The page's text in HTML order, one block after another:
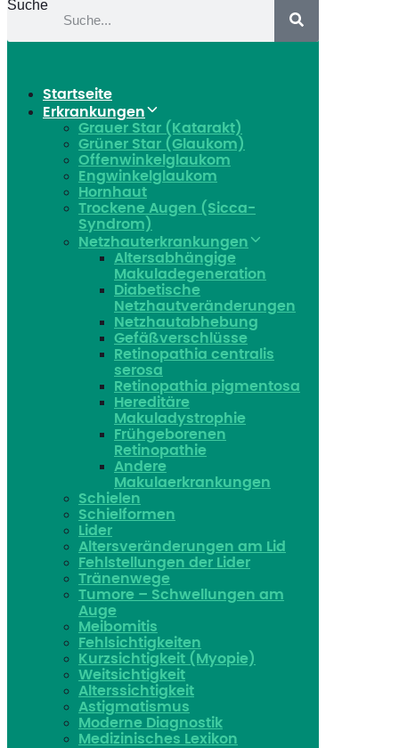
Suche
Startseite
Erkrankungen
Grauer Star (Katarakt)
Grüner Star (Glaukom)
Offenwinkelglaukom
Engwinkelglaukom
Hornhaut
Trockene Augen (Sicca-
Syndrom)
Netzhauterkrankungen
Altersabhängige
Makuladegeneration
Diabetische
Netzhautveränderungen
Netzhautabhebung
Gefäßverschlüsse
Retinopathia centralis
serosa
Retinopathia pigmentosa
Hereditäre
Makuladystrophie
Frühgeborenen
Retinopathie
Andere
Makulaerkrankungen
Schielen
Schielformen
Lider
Altersveränderungen am Lid
Fehlstellungen der Lider
Tränenwege
Tumore – Schwellungen am
Auge
Meibomitis
Fehlsichtigkeiten
Kurzsichtigkeit (Myopie)
Weitsichtigkeit
Alterssichtigkeit
Astigmatismus
Moderne Diagnostik
Medizinisches Lexikon